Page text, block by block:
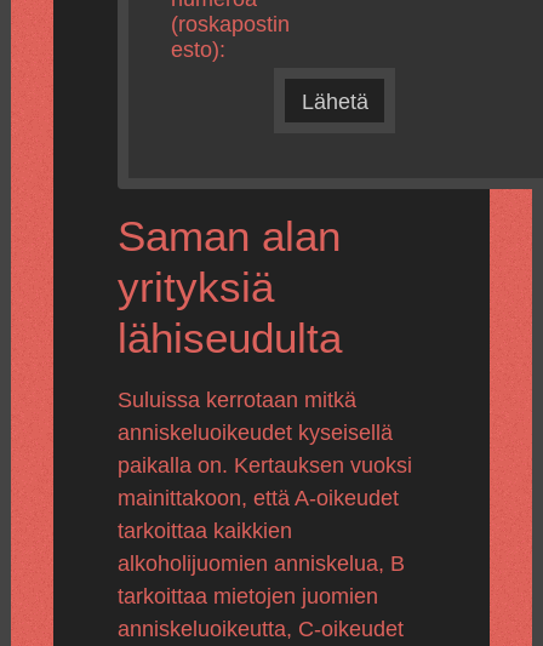
(roskapostin
esto):
Lähetä
Saman alan
yrityksiä
lähiseudulta
Suluissa kerrotaan mitkä
anniskeluoikeudet kyseisellä
paikalla on. Kertauksen vuoksi
mainittakoon, että A-oikeudet
tarkoittaa kaikkien
alkoholijuomien anniskelua, B
tarkoittaa mietojen juomien
anniskeluoikeutta, C-oikeudet